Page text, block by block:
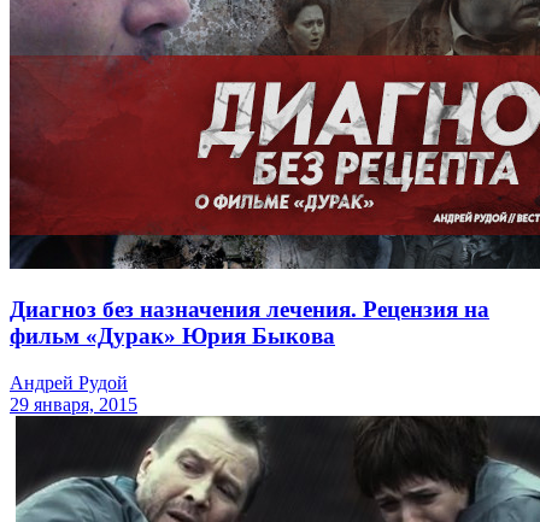
Диагноз без назначения лечения. Рецензия на
фильм «Дурак» Юрия Быкова
Андрей Рудой
29 января, 2015